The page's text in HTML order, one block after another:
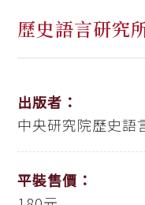
歷史語言研究
出版者：
中央研究院歷史語
平裝售價：